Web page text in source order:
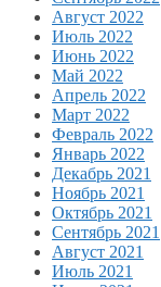
Август 2022
Июль 2022
Июнь 2022
Май 2022
Апрель 2022
Март 2022
Февраль 2022
Январь 2022
Декабрь 2021
Ноябрь 2021
Октябрь 2021
Сентябрь 2021
Август 2021
Июль 2021